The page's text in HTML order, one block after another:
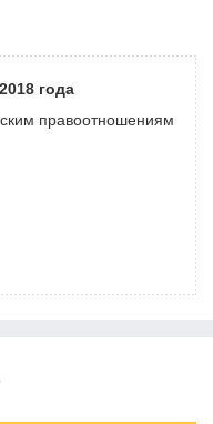
года
правоотношениям